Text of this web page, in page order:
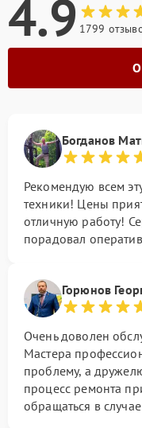
4.9 1799
Богданов
Рекомендую всем
техники! Цены
отличную работу!
порадовал
Горюнов
Очень доволен
Мастера
проблему, а
процесс ремонта
обращаться в